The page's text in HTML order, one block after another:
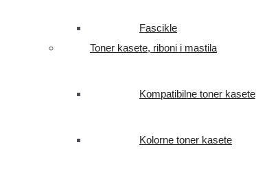
Fascikle
Toner kasete, riboni i mastila
Kompatibilne toner kasete
Kolorne toner kasete